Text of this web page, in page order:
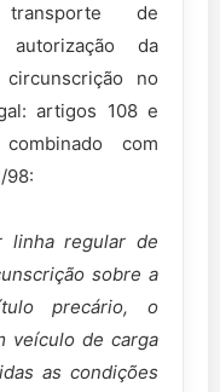
transporte de
da
no
artigos 108 e
com
98:
regular de
sobre a
precário, o
veículo de carga
as condições